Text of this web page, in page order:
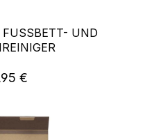
UND S
Preis:
€